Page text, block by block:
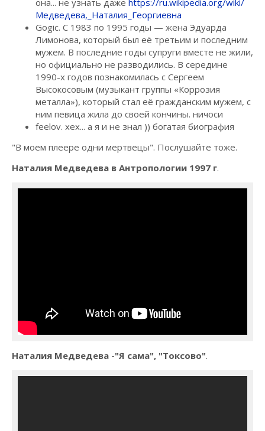
она... не узнать даже https://ru.wikipedia.org/wiki/
Медведева,_Наталия_Георгиевна
Gogic. С 1983 по 1995 годы — жена Эдуарда
Лимонова, который был её третьим и последним
мужем. В последние годы супруги вместе не жили,
но официально не разводились. В середине
1990-х годов познакомилась с Сергеем
Высокосовым (музыкант группы «Коррозия
металла»), который стал её гражданским мужем, с
ним певица жила до своей кончины. ничоси
feelov. хех... а я и не знал )) богатая биография
"В моем плеере одни мертвецы". Послушайте тоже.
Наталия Медведева в Антропологии 1997 г.
Наталия Медведева -"Я сама", "Токсово".